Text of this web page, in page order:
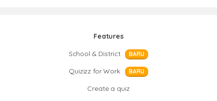
Features
School & District
BARU
Quizizz for Work BARU
Create a quiz